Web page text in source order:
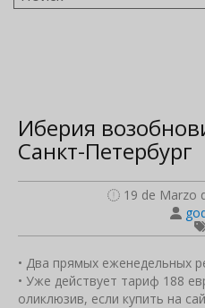
Иберия
Санкт-Петербург
19 de Marzo
• Два прямых еженедельных
• Уже действует тариф 188
оликлюзив, если купить на